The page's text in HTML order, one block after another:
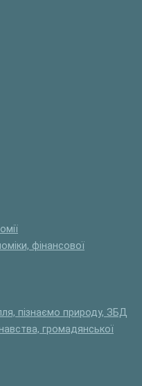
фінансової
пізнаємо природу, ЗБД
громадянської